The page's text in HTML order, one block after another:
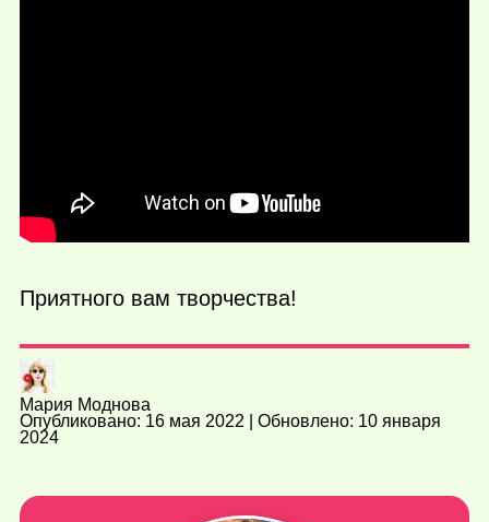
Приятного вам творчества!
Мария Моднова
Опубликовано: 16 мая 2022 | Обновлено: 10 января
2024